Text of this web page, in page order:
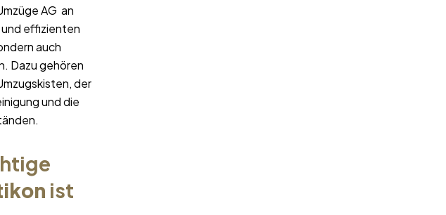
AG an
effizienten
auch
Dazu gehören
der
und die
ist